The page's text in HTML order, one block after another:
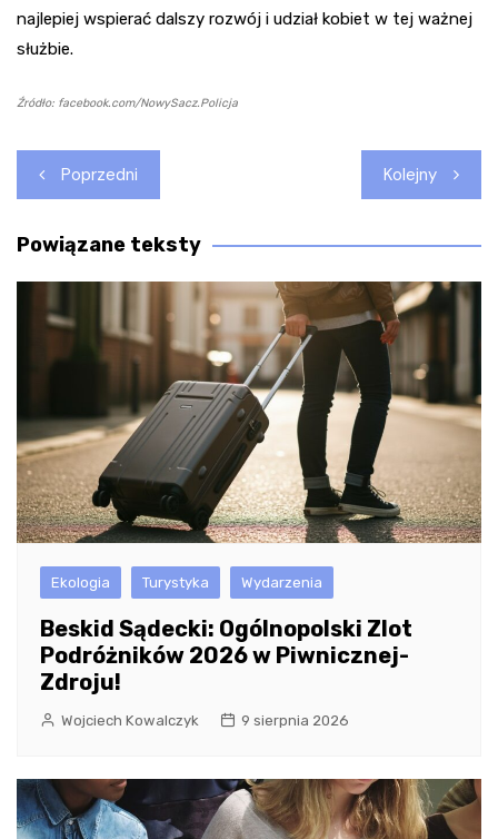
najlepiej wspierać dalszy rozwój i udział kobiet w tej ważnej
służbie.
Źródło: facebook.com/NowySacz.Policja
Nawigacja
wpisu
Poprzedni Kolejny
Powiązane teksty
Ekologia Turystyka Wydarzenia
Beskid Sądecki: Ogólnopolski Zlot
Podróżników 2026 w Piwnicznej-
Zdroju!
Wojciech Kowalczyk 9 sierpnia 2026